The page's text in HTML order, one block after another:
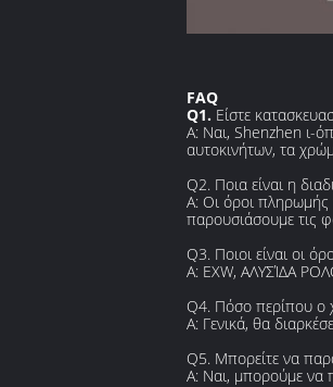
FAQ
Q1. Είστε
Α: Ναι, Shenzhen ι-
αυτοκινήτων, τα
Q2. Ποια είναι η
Α: Οι όροι πληρωμής
παρουσιάσουμε τις
Q3. Ποιοι είναι οι
Α: EXW, ΑΛΥΣΊΔΑ
Q4. Πόσο περίπου ο
Α: Γενικά, θα
Q5. Μπορείτε να
Α: Ναι, μπορούμε να